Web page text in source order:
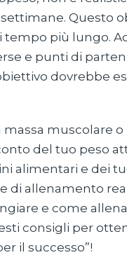
Questo
più lungo.
e punti di
dovrebbe
muscolare o
del tuo peso
alimentari e dei
di allenamento
e come
consigli per
il successo”!